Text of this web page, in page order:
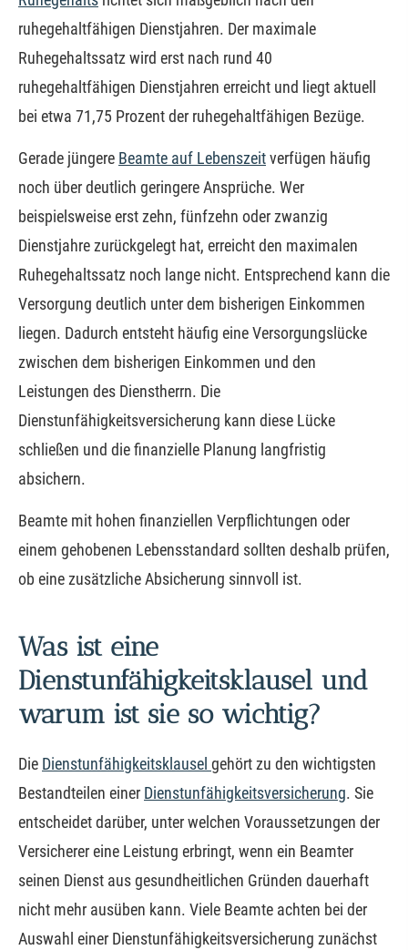
ruhegehaltfähigen Dienstjahren. Der maximale
Ruhegehaltssatz wird erst nach rund 40
ruhegehaltfähigen Dienstjahren erreicht und liegt aktuell
bei etwa 71,75 Prozent der ruhegehaltfähigen Bezüge.
Gerade jüngere Beamte auf Lebenszeitverfügen häufig
noch über deutlich geringere Ansprüche. Wer
beispielsweise erst zehn, fünfzehn oder zwanzig
Dienstjahre zurückgelegt hat, erreicht den maximalen
Ruhegehaltssatz noch lange nicht. Entsprechend kann die
Versorgung deutlich unter dem bisherigen Einkommen
liegen. Dadurch entsteht häufig eine Versorgungslücke
zwischen dem bisherigen Einkommen und den
Leistungen des Dienstherrn. Die
Dienstunfähigkeitsversicherung kann diese Lücke
schließen und die finanzielle Planung langfristig
absichern.
Beamte mit hohen finanziellen Verpflichtungen oder
einem gehobenen Lebensstandard sollten deshalb prüfen,
ob eine zusätzliche Absicherung sinnvoll ist.
Was ist eine
Dienstunfähigkeitsklausel und
warum ist sie so wichtig?
Die Dienstunfähigkeitsklausel gehört zu den wichtigsten
Bestandteilen einer Dienstunfähigkeitsversicherung. Sie
entscheidet darüber, unter welchen Voraussetzungen der
Versicherer eine Leistung erbringt, wenn ein Beamter
seinen Dienst aus gesundheitlichen Gründen dauerhaft
nicht mehr ausüben kann. Viele Beamte achten bei der
Auswahl einer Dienstunfähigkeitsversicherung zunächst